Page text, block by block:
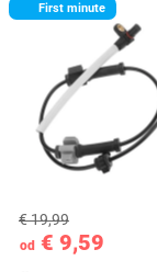
First minute
od € 9,59
€ 19,99